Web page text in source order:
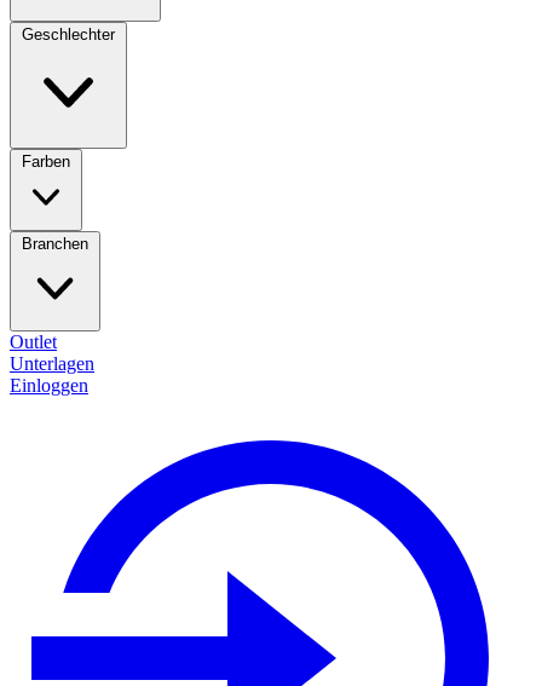
Geschlechter
Farben
Branchen
Outlet
Unterlagen
Einloggen